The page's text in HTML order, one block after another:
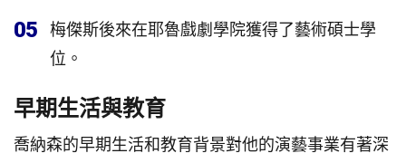
05
梅傑斯後來在耶魯戲劇學院獲得了藝術碩士學
位。
早期生活與教育
喬納森的早期生活和教育背景對他的演藝事業有著深